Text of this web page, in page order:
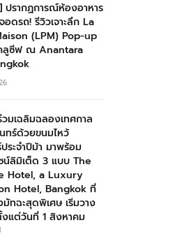
ปรากฏการณ์ห้องอาหาร
ดรถ! รีวิวเจาะลึก La
(LPM) Pop-up
ลูซีฟ ณ Anantara
มเฉลิมฉลองเทศกาล
ทร์ด้วยขนมไหว้
ระจำปีม้า มาพร้อม
น์ลิมิเต็ด 3 แบบ The
Hotel, a Luxury
Hotel, Bangkok ที่
ทฉะสุดพิเศษ เริ่มวาง
แต่วันที่ 1 สิงหาคม